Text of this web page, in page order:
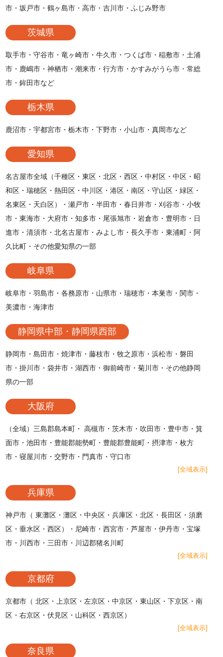
市・坂戸市・鶴ヶ島市・高市・吉川市・ふじみ野市
茨城県
取手市・守谷市・竜ヶ崎市・牛久市・つくば市・稲敷市・土浦
市・鹿嶋市・神栖市・潮来市・行方市・かすみがうら市・常総
市・鉾田市など
栃木県
鹿沼市・宇都宮市・栃木市・下野市・小山市・真岡市など
愛知県
名古屋市全域（千種区・東区・北区・西区・中村区・中区・昭
和区・瑞穂区・熱田区・中川区・港区・南区・守山区・緑区・
名東区・天白区）・瀬戸市・半田市・春日井市・刈谷市・小牧
市・東海市・大府市・知多市・尾張旭市・岩倉市・豊明市・日
進市・清須市・北名古屋市・みよし市・長久手市・東浦町・阿
久比町・その他愛知県の一部
岐阜県
岐阜市・羽島市・各務原市・山県市・瑞穂市・本巣市・関市・
美濃市・海津市
静岡県中部・静岡県西部
静岡市・島田市・焼津市・藤枝市・牧之原市・浜松市・磐田
市・掛川市・袋井市・湖西市・御前崎市・菊川市・その他静岡
県の一部
大阪府
（全域）三島郡島本町・ 高槻市・茨木市・吹田市・豊中市・箕
面市・池田市・豊能郡能勢町・豊能郡豊能町・摂津市・枚方
市・寝屋川市・交野市・門真市・守口市
[全域表示]
兵庫県
神戸市（ 東灘区・灘区・中央区・兵庫区・北区・長田区・須磨
区・垂水区・西区）・尼崎市・西宮市・芦屋市・伊丹市・宝塚
市・川西市・三田市・川辺郡猪名川町
[全域表示]
京都府
京都市（ 北区・上京区・左京区・中京区・東山区・下京区・南
区・右京区・伏見区・山科区・西京区）
[全域表示]
奈良県